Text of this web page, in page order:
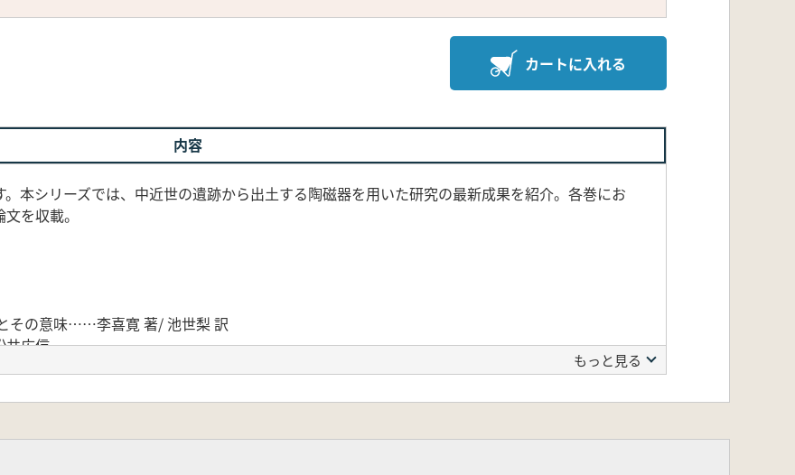
カートに入れる
内容
本シリーズでは、中近世の遺跡から出土する陶磁器を用いた研究の最新成果を紹介。各巻にお
を収載。
その意味……李喜寛 著/ 池世梨 訳
広信
その変化……森 毅
もっと見る